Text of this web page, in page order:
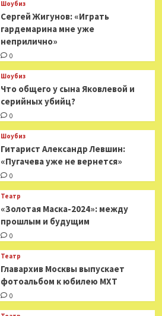
Шоубиз
Сергей Жигунов: «Играть
гардемарина мне уже
неприлично»
0
Шоубиз
Что общего у сына Яковлевой и
серийных убийц?
0
Шоубиз
Гитарист Александр Левшин:
«Пугачева уже не вернется»
0
Театр
«Золотая Маска-2024»: между
прошлым и будущим
0
Театр
​​Главархив Москвы выпускает
фотоальбом к юбилею МХТ
0